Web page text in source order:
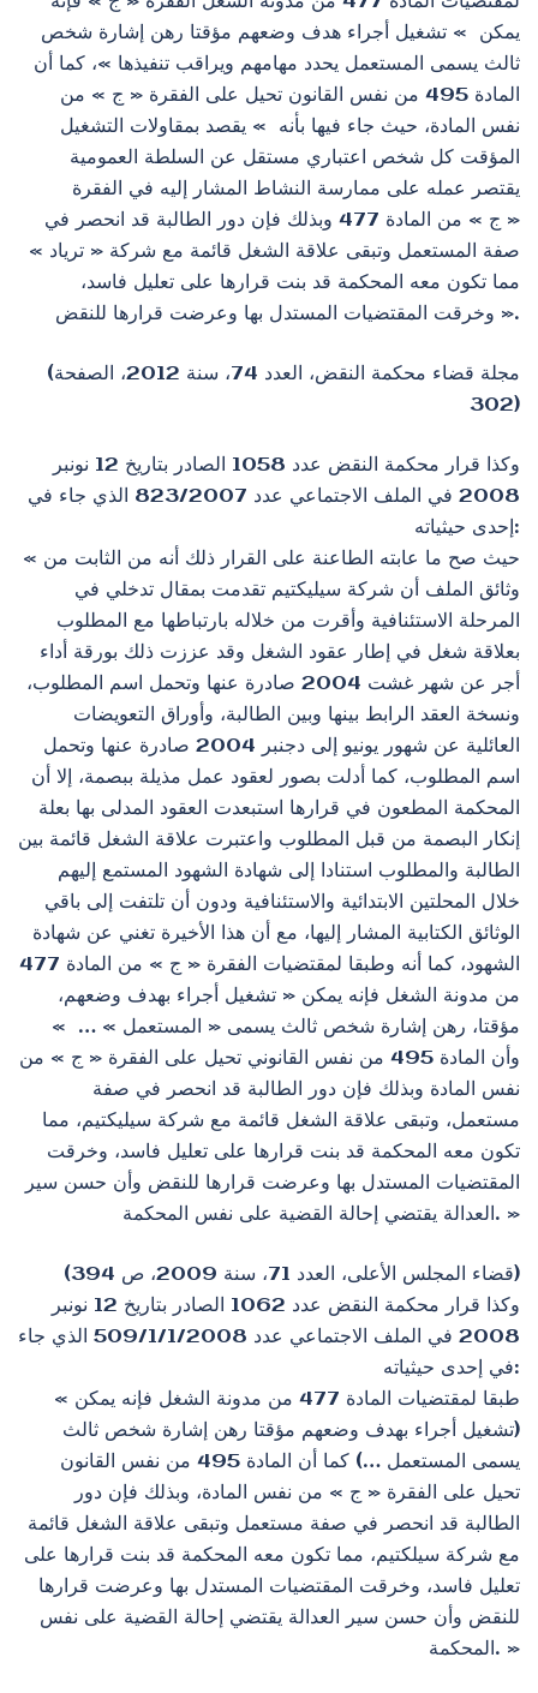
يمكن » تشغيل أجراء هدف وضعهم مؤقتا رهن إشارة شخص
ثالث يسمى المستعمل يحدد مهامهم ويراقب تنفيذها »، كما أن
المادة 495 من نفس القانون تحيل على الفقرة « ج » من
نفس المادة، حيث جاء فيها بأنه » يقصد بمقاولات التشغيل
المؤقت كل شخص اعتباري مستقل عن السلطة العمومية
يقتصر عمله على ممارسة النشاط المشار إليه في الفقرة
« ج » من المادة 477 وبذلك فإن دور الطالبة قد انحصر في
صفة المستعمل وتبقى علاقة الشغل قائمة مع شركة « ترياد »
مما تكون معه المحكمة قد بنت قرارها على تعليل فاسد،
وخرقت المقتضيات المستدل بها وعرضت قرارها للنقض ».
(مجلة قضاء محكمة النقض، العدد 74، سنة 2012، الصفحة
302)
وكذا قرار محكمة النقض عدد 1058 الصادر بتاريخ 12 نونبر
2008 في الملف الاجتماعي عدد 823/2007 الذي جاء في
إحدى حيثياته:
« حيث صح ما عابته الطاعنة على القرار ذلك أنه من الثابت من
وثائق الملف أن شركة سيليكتيم تقدمت بمقال تدخلي في
المرحلة الاستئنافية وأقرت من خلاله بارتباطها مع المطلوب
بعلاقة شغل في إطار عقود الشغل وقد عززت ذلك بورقة أداء
أجر عن شهر غشت 2004 صادرة عنها وتحمل اسم المطلوب،
ونسخة العقد الرابط بينها وبين الطالبة، وأوراق التعويضات
العائلية عن شهور يونيو إلى دجنبر 2004 صادرة عنها وتحمل
اسم المطلوب، كما أدلت بصور لعقود عمل مذيلة ببصمة، إلا أن
المحكمة المطعون في قرارها استبعدت العقود المدلى بها بعلة
إنكار البصمة من قبل المطلوب واعتبرت علاقة الشغل قائمة بين
الطالبة والمطلوب استنادا إلى شهادة الشهود المستمع إليهم
خلال المحلتين الابتدائية والاستئنافية ودون أن تلتفت إلى باقي
الوثائق الكتابية المشار إليها، مع أن هذا الأخيرة تغني عن شهادة
الشهود، كما أنه وطبقا لمقتضيات الفقرة « ج » من المادة 477
من مدونة الشغل فإنه يمكن « تشغيل أجراء بهدف وضعهم،
مؤقتا، رهن إشارة شخص ثالث يسمى « المستعمل » … »
وأن المادة 495 من نفس القانوني تحيل على الفقرة « ج » من
نفس المادة وبذلك فإن دور الطالبة قد انحصر في صفة
مستعمل، وتبقى علاقة الشغل قائمة مع شركة سيليكتيم، مما
تكون معه المحكمة قد بنت قرارها على تعليل فاسد، وخرقت
المقتضيات المستدل بها وعرضت قرارها للنقض وأن حسن سير
العدالة يقتضي إحالة القضية على نفس المحكمة. »
(قضاء المجلس الأعلى، العدد 71، سنة 2009، ص 394)
وكذا قرار محكمة النقض عدد 1062 الصادر بتاريخ 12 نونبر
2008 في الملف الاجتماعي عدد 509/1/1/2008 الذي جاء
في إحدى حيثياته:
« طبقا لمقتضيات المادة 477 من مدونة الشغل فإنه يمكن
(تشغيل أجراء بهدف وضعهم مؤقتا رهن إشارة شخص ثالث
يسمى المستعمل …) كما أن المادة 495 من نفس القانون
تحيل على الفقرة « ج » من نفس المادة، وبذلك فإن دور
الطالبة قد انحصر في صفة مستعمل وتبقى علاقة الشغل قائمة
مع شركة سيلكتيم، مما تكون معه المحكمة قد بنت قرارها على
تعليل فاسد، وخرقت المقتضيات المستدل بها وعرضت قرارها
للنقض وأن حسن سير العدالة يقتضي إحالة القضية على نفس
المحكمة. »